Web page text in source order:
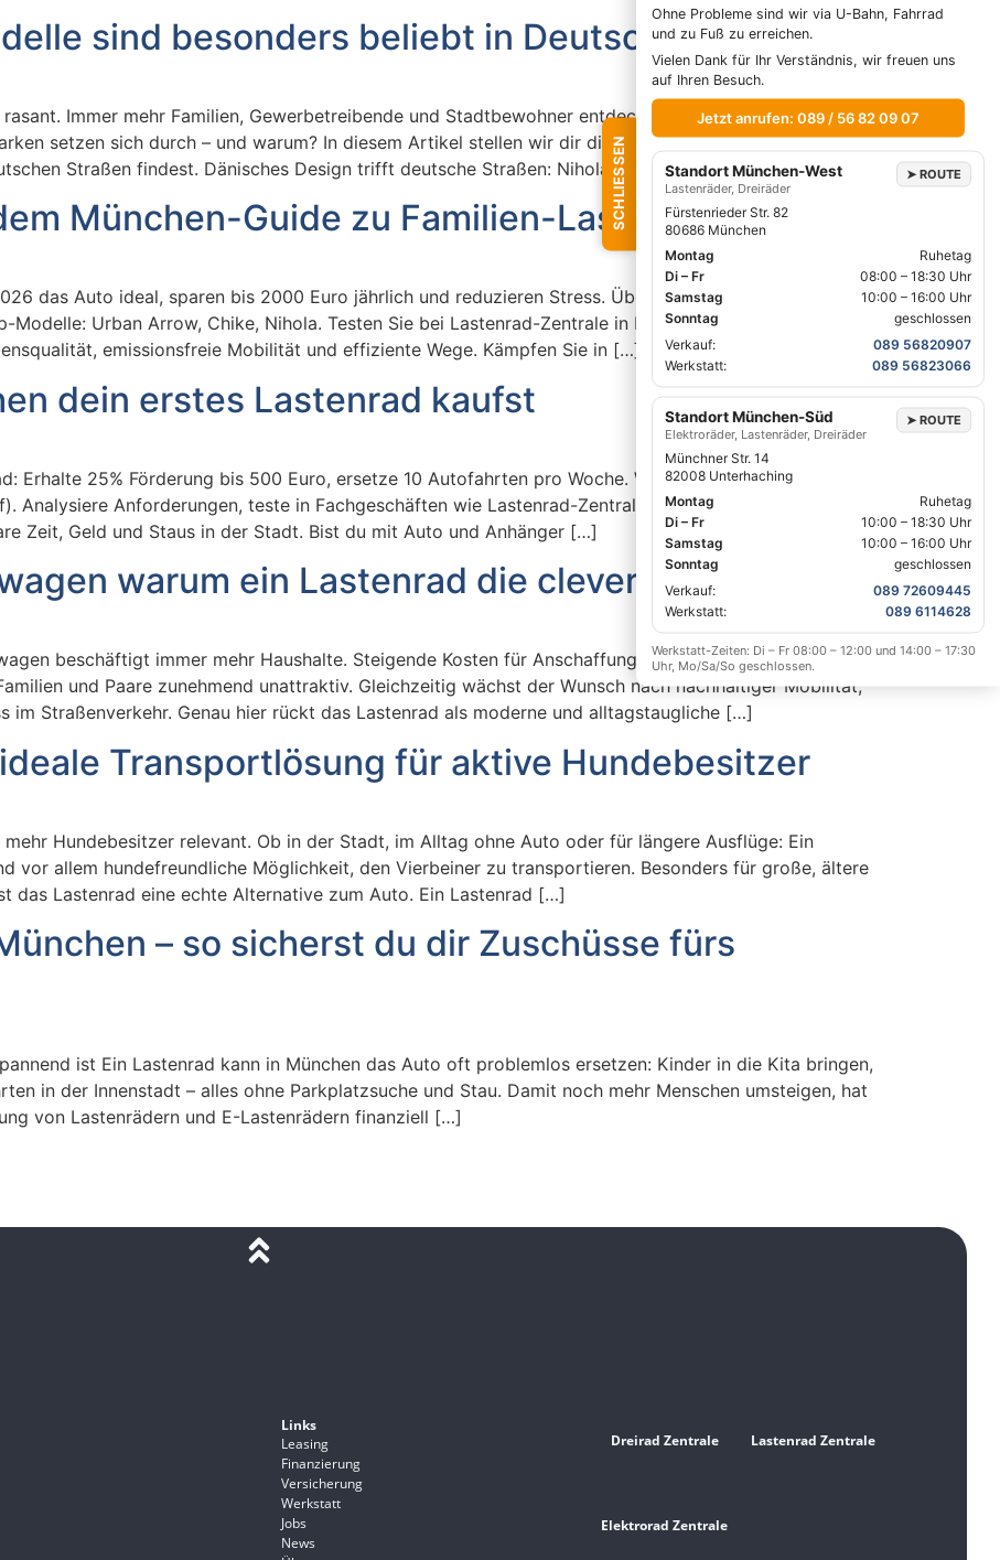
sind besonders beliebt in Deutschland?
Immer mehr Familien, Gewerbetreibende und Stadtbewohner entdecken das Lastenfahrrad als
setzen sich durch – und warum? In diesem Artikel stellen wir dir die bekanntesten und beliebtesten
Straßen findest. Dänisches Design trifft deutsche Straßen: Nihola & […]
München-Guide zu Familien-Lastenrädern
das Auto ideal, sparen bis 2000 Euro jährlich und reduzieren Stress. Über 5000 Familien nutzen sie
Urban Arrow, Chike, Nihola. Testen Sie bei Lastenrad-Zentrale in München Süd mit 1500
emissionsfreie Mobilität und effiziente Wege. Kämpfen Sie in […]
dein erstes Lastenrad kaufst
Erhalte 25% Förderung bis 500 Euro, ersetze 10 Autofahrten pro Woche. Wähle Frontlader, Longtail
Analysiere Anforderungen, teste in Fachgeschäften wie Lastenrad-Zentrale, sichere JobRad-Leasing.
Zeit, Geld und Staus in der Stadt. Bist du mit Auto und Anhänger […]
warum ein Lastenrad die clevere Lösung ist
beschäftigt immer mehr Haushalte. Steigende Kosten für Anschaffung, Versicherung, Kraftstoff und
und Paare zunehmend unattraktiv. Gleichzeitig wächst der Wunsch nach nachhaltiger Mobilität,
im Straßenverkehr. Genau hier rückt das Lastenrad als moderne und alltagstaugliche […]
Transportlösung für aktive Hundebesitzer
Hundebesitzer relevant. Ob in der Stadt, im Alltag ohne Auto oder für längere Ausflüge: Ein
vor allem hundefreundliche Möglichkeit, den Vierbeiner zu transportieren. Besonders für große, ältere
das Lastenrad eine echte Alternative zum Auto. Ein Lastenrad […]
– so sicherst du dir Zuschüsse fürs
ist Ein Lastenrad kann in München das Auto oft problemlos ersetzen: Kinder in die Kita bringen,
in der Innenstadt – alles ohne Parkplatzsuche und Stau. Damit noch mehr Menschen umsteigen, hat
von Lastenrädern und E-Lastenrädern finanziell […]
Links
Leasing
Finanzierung
Versicherung
Werkstatt
Jobs
News
Dreirad Zentrale Lastenrad Zentrale
Elektrorad Zentrale
SCHLIESSEN
Ohne Probleme sind wir via U-Bahn, Fahrrad
und zu Fuß zu erreichen.
Vielen Dank für Ihr Verständnis, wir freuen uns
auf Ihren Besuch.
Jetzt anrufen: 089 / 56 82 09 07
Standort München-West
Lastenräder, Dreiräder
➤ ROUTE
Fürstenrieder Str. 82
80686 München
Montag
Ruhetag
Di – Fr
08:00 – 18:30 Uhr
Samstag
10:00 – 16:00 Uhr
Sonntag
geschlossen
Verkauf:
089 56820907
Werkstatt:
089 56823066
Standort München-Süd
Elektroräder, Lastenräder, Dreiräder
➤ ROUTE
Münchner Str. 14
82008 Unterhaching
Montag
Ruhetag
Di – Fr
10:00 – 18:30 Uhr
Samstag
10:00 – 16:00 Uhr
Sonntag
geschlossen
Verkauf:
089 72609445
Werkstatt:
089 6114628
Werkstatt-Zeiten: Di – Fr 08:00 – 12:00 und 14:00 – 17:30
Uhr, Mo/Sa/So geschlossen.